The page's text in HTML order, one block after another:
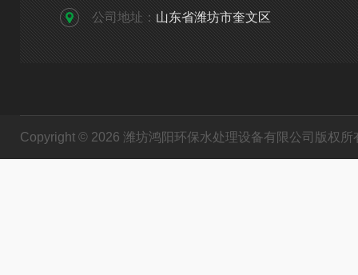
公司地址： 山东省潍坊市奎文区
Copyright © 2026 潍坊鸿阳环保水处理设备有限公司版权所